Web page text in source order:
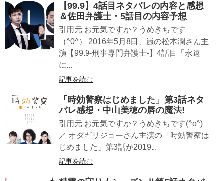
【99.9】4話目ネタバレの内容と感想
＆佐田弁護士・5話目の内容予想
引用元 お元気ですか？うめきちです
（^0^） 2016年5月8日、嵐の松本潤さん主
演【99.9-刑事専門弁護士-】4話目「永遠
に...
記事を読む
「時効警察はじめました」第3話ネタ
バレ感想・中山美穂の唇の魔法!
引用元 お元気ですか？うめきちです(^o^)
／ オダギリジョーさん主演の「時効警察は
じめました」第3話が2019...
記事を読む